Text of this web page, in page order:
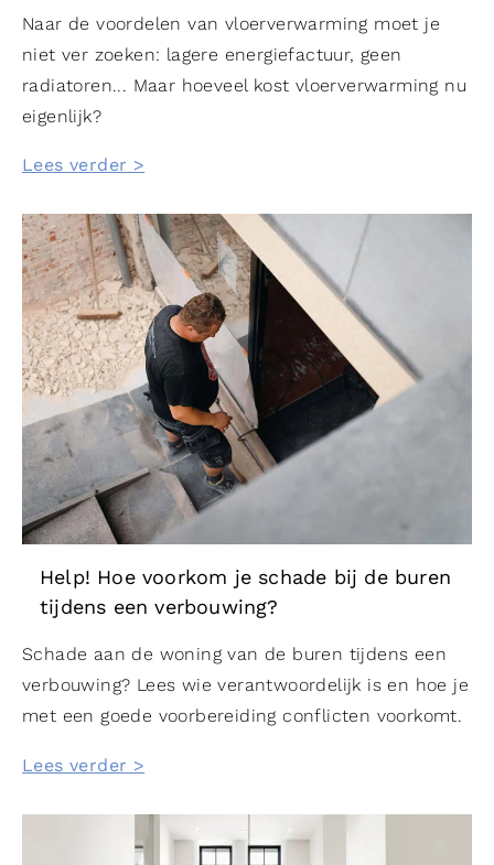
Naar de voordelen van vloerverwarming moet je
niet ver zoeken: lagere energiefactuur, geen
radiatoren... Maar hoeveel kost vloerverwarming nu
eigenlijk?
Lees verder >
Help! Hoe voorkom je schade bij de buren
tijdens een verbouwing?
Schade aan de woning van de buren tijdens een
verbouwing? Lees wie verantwoordelijk is en hoe je
met een goede voorbereiding conflicten voorkomt.
Lees verder >